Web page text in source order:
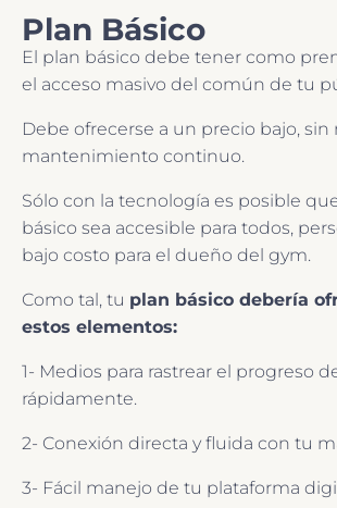
Plan Básico
El plan básico debe tener como
el acceso masivo del común de tu
Debe ofrecerse a un precio bajo, sin
mantenimiento continuo.
Sólo con la tecnología es posible
básico sea accesible para todos,
bajo costo para el dueño del gym.
Como tal, tu plan básico debería
estos elementos:
1- Medios para rastrear el progreso
rápidamente.
2- Conexión directa y fluida con tu
3- Fácil manejo de tu plataforma